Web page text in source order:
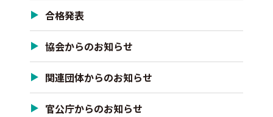
合格発表
協会からのお知らせ
関連団体からのお知らせ
官公庁からのお知らせ